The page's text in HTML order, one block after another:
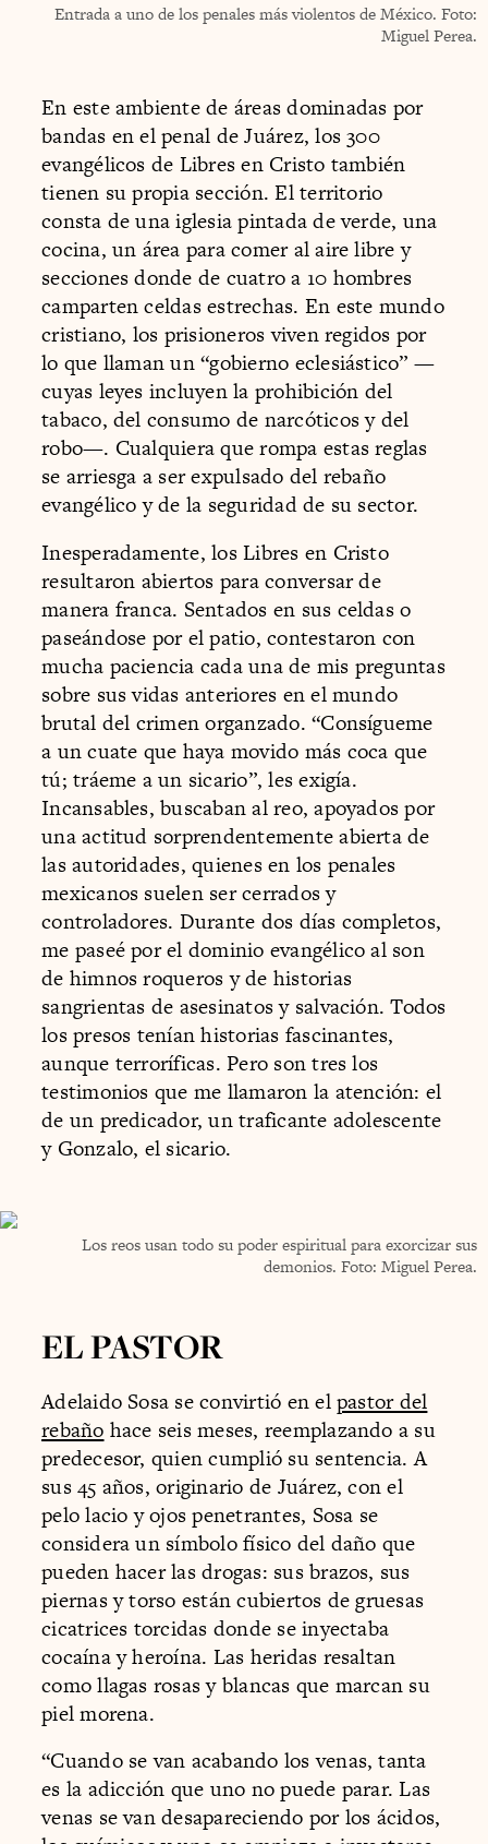
Entrada a uno de los penales más violentos de México. Foto:
Miguel Perea.
En este ambiente de áreas dominadas por
bandas en el penal de Juárez, los 300
evangélicos de Libres en Cristo también
tienen su propia sección. El territorio
consta de una iglesia pintada de verde, una
cocina, un área para comer al aire libre y
secciones donde de cuatro a 10 hombres
camparten celdas estrechas. En este mundo
cristiano, los prisioneros viven regidos por
lo que llaman un “gobierno eclesiástico” —
cuyas leyes incluyen la prohibición del
tabaco, del consumo de narcóticos y del
robo—. Cualquiera que rompa estas reglas
se arriesga a ser expulsado del rebaño
evangélico y de la seguridad de su sector.
Inesperadamente, los Libres en Cristo
resultaron abiertos para conversar de
manera franca. Sentados en sus celdas o
paseándose por el patio, contestaron con
mucha paciencia cada una de mis preguntas
sobre sus vidas anteriores en el mundo
brutal del crimen organzado. “Consígueme
a un cuate que haya movido más coca que
tú; tráeme a un sicario”, les exigía.
Incansables, buscaban al reo, apoyados por
una actitud sorprendentemente abierta de
las autoridades, quienes en los penales
mexicanos suelen ser cerrados y
controladores. Durante dos días completos,
me paseé por el dominio evangélico al son
de himnos roqueros y de historias
sangrientas de asesinatos y salvación. Todos
los presos tenían historias fascinantes,
aunque terroríficas. Pero son tres los
testimonios que me llamaron la atención: el
de un predicador, un traficante adolescente
y Gonzalo, el sicario.
Los reos usan todo su poder espiritual para exorcizar sus
demonios. Foto: Miguel Perea.
EL PASTOR
Adelaido Sosa se convirtió en elpastor del
rebaño hace seis meses, reemplazando a su
predecesor, quien cumplió su sentencia. A
sus 45 años, originario de Juárez, con el
pelo lacio y ojos penetrantes, Sosa se
considera un símbolo físico del daño que
pueden hacer las drogas: sus brazos, sus
piernas y torso están cubiertos de gruesas
cicatrices torcidas donde se inyectaba
cocaína y heroína. Las heridas resaltan
como llagas rosas y blancas que marcan su
piel morena.
“Cuando se van acabando los venas, tanta
es la adicción que uno no puede parar. Las
venas se van desapareciendo por los ácidos,